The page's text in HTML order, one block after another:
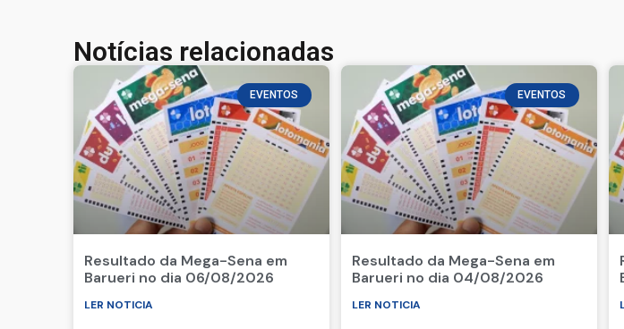
Notícias relacionadas
EVENTOS
Resultado da Mega-Sena em
Barueri no dia 06/08/2026
LER NOTICIA
EVENTOS
Resultado da Mega-Sena em
Barueri no dia 04/08/2026
LER NOTICIA